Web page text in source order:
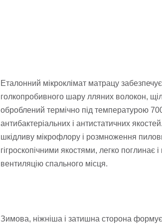
Еталонний мікроклімат матрацу
голкопробивного шару лляних волокон,
оброблений термічно під температурою
антибактеріальних і антистатичних
шкідливу мікрофлору і розмноження
гігроскопічними якостями, легко поглинає
вентиляцію спального місця.
Зимова, ніжніша і затишна сторона